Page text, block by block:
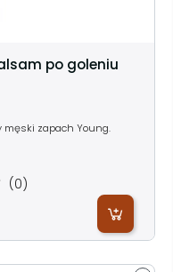
po goleniu
męski zapach Young.
(0)